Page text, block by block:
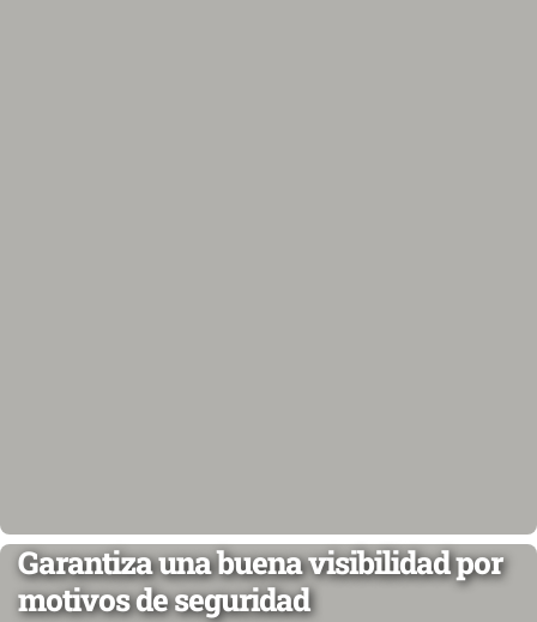
Garantiza una buena visibilidad por
motivos de seguridad